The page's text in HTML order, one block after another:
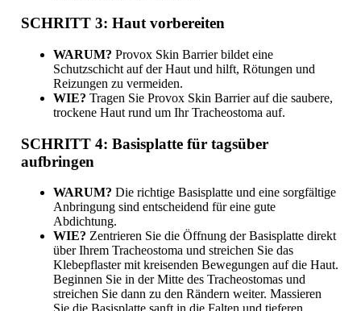
SCHRITT 3: Haut vorbereiten
WARUM? Provox Skin Barrier bildet eine
Schutzschicht auf der Haut und hilft, Rötungen und
Reizungen zu vermeiden.
WIE? Tragen Sie Provox Skin Barrier auf die saubere,
trockene Haut rund um Ihr Tracheostoma auf.
SCHRITT 4: Basisplatte für tagsüber
aufbringen
WARUM? Die richtige Basisplatte und eine sorgfältige
Anbringung sind entscheidend für eine gute
Abdichtung.
WIE? Zentrieren Sie die Öffnung der Basisplatte direkt
über Ihrem Tracheostoma und streichen Sie das
Klebepflaster mit kreisenden Bewegungen auf die Haut.
Beginnen Sie in der Mitte des Tracheostomas und
streichen Sie dann zu den Rändern weiter. Massieren